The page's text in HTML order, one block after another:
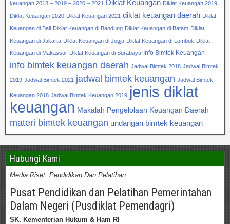
keuangan 2018 – 2019 – 2020 – 2021 Diklat Keuangan Diklat Keuangan 2019
Diklat Keuangan 2020 Diklat Keuangan 2021 diklat keuangan daerah Diklat
Keuangan di Bali Diklat Keuangan di Bandung Diklat Keuangan di Batam Diklat
Keuangan di Jakarta Diklat Keuangan di Jogja Diklat Keuangan di Lombok Diklat
Keuangan di Makassar Diklat Keuangan di Surabaya Info Bimtek Keuangan
info bimtek keuangan daerah Jadwal Bimtek 2018 Jadwal Bimtek
2019 Jadwal Bimtek 2021 jadwal bimtek keuangan Jadwal Bimtek
Keuangan 2018 Jadwal Bimtek Keuangan 2019 jenis diklat
keuangan Makalah Pengelolaan Keuangan Daerah
materi bimtek keuangan undangan bimtek keuangan
Hubungi Kami
Media Riset, Pendidikan Dan Pelatihan
Pusat Pendidikan dan Pelatihan Pemerintahan
Dalam Negeri (Pusdiklat Pemendagri)
SK. Kementerian Hukum & Ham RI